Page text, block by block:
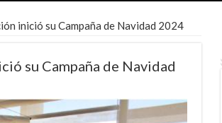
inició su Campaña de Navidad 2024
su Campaña de Navidad